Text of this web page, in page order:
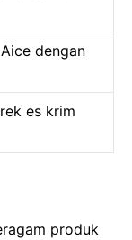
dengan
es krim
produk